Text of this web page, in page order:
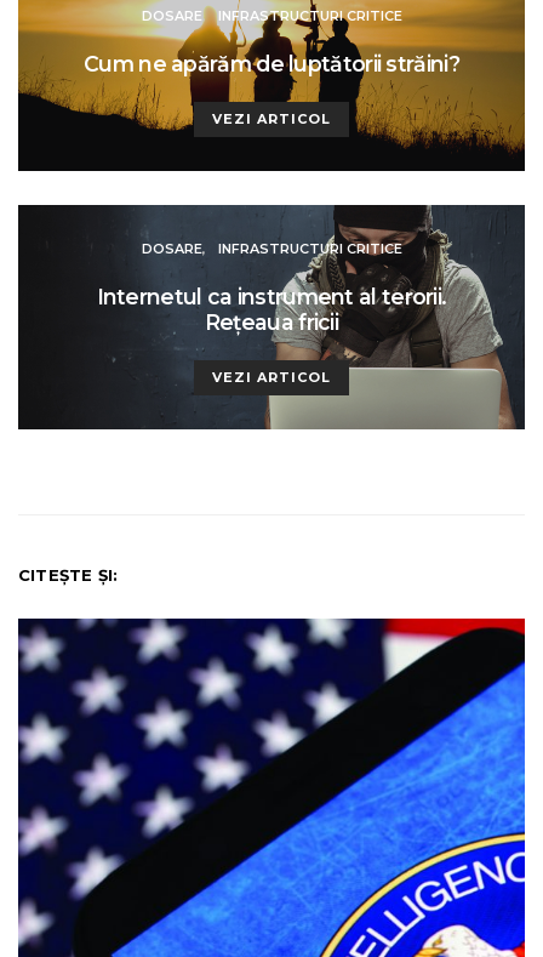
DOSARE INFRASTRUCTURI CRITICE
Cum ne apărăm de luptătorii străini?
VEZI ARTICOL
DOSARE INFRASTRUCTURI CRITICE
Internetul ca instrument al terorii.
Reţeaua fricii
VEZI ARTICOL
CITEȘTE ȘI: